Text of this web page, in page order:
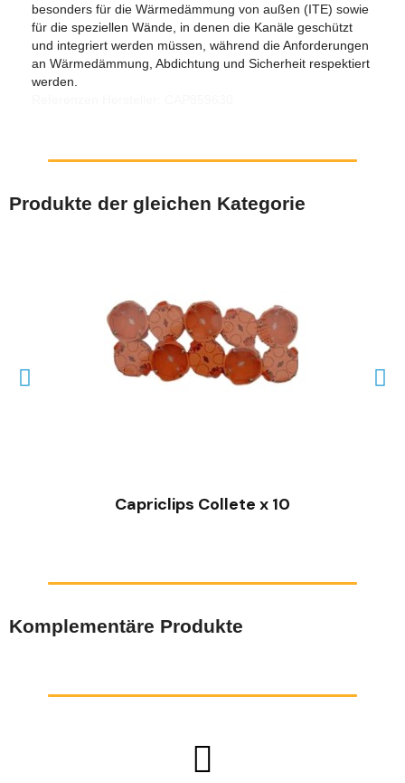
besonders für die Wärmedämmung von außen (ITE) sowie
für die speziellen Wände, in denen die Kanäle geschützt
und integriert werden müssen, während die Anforderungen
an Wärmedämmung, Abdichtung und Sicherheit respektiert
werden.
Produkte der gleichen Kategorie
Capriclips Collete x 10
Komplementäre Produkte